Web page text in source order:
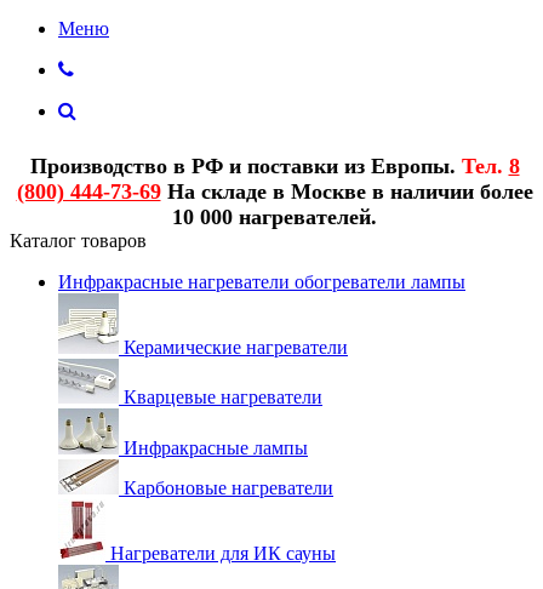
Меню
Производство в РФ и поставки из Европы. Тел. 8
(800) 444-73-69На складе в Москве в наличии более
10 000 нагревателей.
Каталог товаров
Инфракрасные нагреватели обогреватели лампы
Керамические нагреватели
Кварцевые нагреватели
Инфракрасные лампы
Карбоновые нагреватели
Нагреватели для ИК сауны